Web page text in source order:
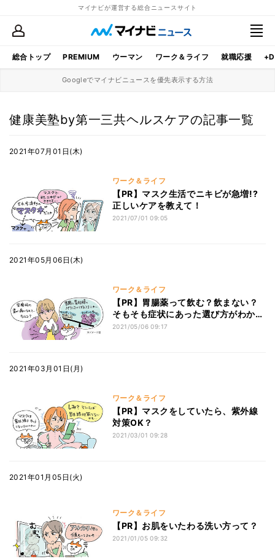
マイナビが運営する総合ニュースサイト
総合トップ PREMIUM ウーマン ワーク＆ライフ 就職応援
Googleでマイナビニュースを優先表示する方法
健康美塾by第一三共ヘルスケアの記事一覧
2021年07月01日(木)
ワーク＆ライフ
【PR】マスク生活でニキビが急増!?
正しいケアを教えて！
2021/07/01 09:05
2021年05月06日(木)
ワーク＆ライフ
【PR】胃腸薬って飲む？飲まない？
そもそも症状にあった選び方がわから
ない！
2021/05/06 09:17
2021年03月01日(月)
ワーク＆ライフ
【PR】マスクをしていたら、紫外線
対策OK？
2021/03/01 09:28
2021年01月05日(火)
ワーク＆ライフ
【PR】お肌をいたわる洗い方って？
2021/01/05 09:32